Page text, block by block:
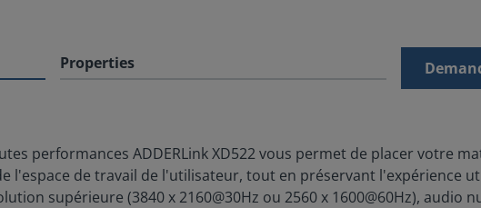
Properties
performances ADDERLink XD522 vous permet de placer votre
l'espace de travail de l'utilisateur, tout en préservant l'expérience
supérieure (3840 x 2160@30Hz ou 2560 x 1600@60Hz), audio